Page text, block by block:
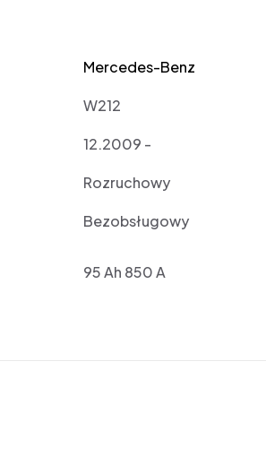
Mercedes-Benz
W212
12.2009 -
Rozruchowy
Bezobsługowy
95 Ah 850 A